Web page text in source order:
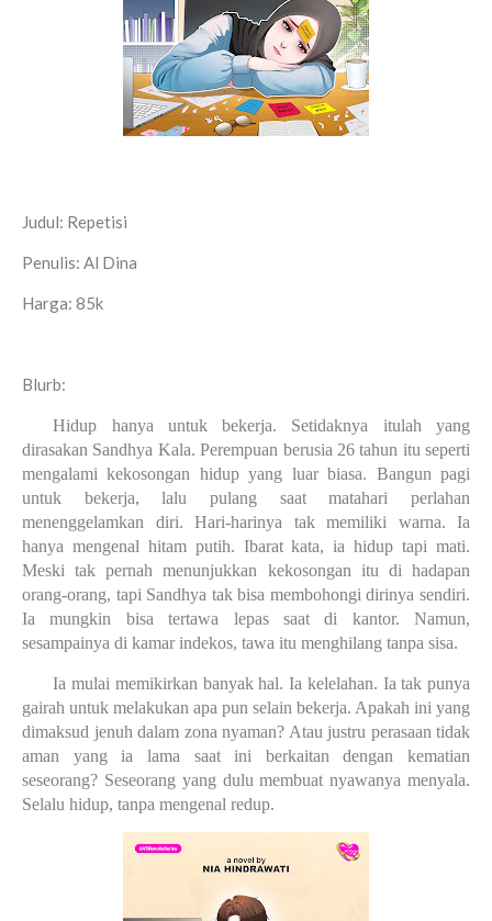
Judul: Repetisi
Penulis: Al Dina
Harga: 85k
Blurb:
Hidup hanya untuk bekerja. Setidaknya itulah yang
dirasakan Sandhya Kala. Perempuan berusia 26 tahun itu seperti
mengalami kekosongan hidup yang luar biasa. Bangun pagi
untuk bekerja, lalu pulang saat matahari perlahan
menenggelamkan diri. Hari-harinya tak memiliki warna. Ia
hanya mengenal hitam putih. Ibarat kata, ia hidup tapi mati.
Meski tak pernah menunjukkan kekosongan itu di hadapan
orang-orang, tapi Sandhya tak bisa membohongi dirinya sendiri.
Ia mungkin bisa tertawa lepas saat di kantor. Namun,
sesampainya di kamar indekos, tawa itu menghilang tanpa sisa.
Ia mulai memikirkan banyak hal.Ia kelelahan. Ia tak punya
gairah untuk melakukan apa pun selain bekerja. Apakah ini yang
dimaksud jenuh dalam zona nyaman? Atau justru perasaan tidak
aman yang ia lama saat ini berkaitan dengan kematian
seseorang? Seseorang yang dulu membuat nyawanya menyala.
Selalu hidup, tanpa mengenal redup.